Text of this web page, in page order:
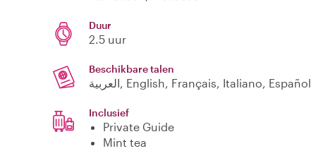
Duur
2.5 uur
Beschikbare talen
العربية, English, Français, Italiano, Español
Inclusief
Private Guide
Mint tea